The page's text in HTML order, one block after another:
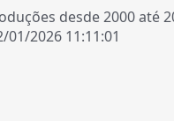
desde 2000 até
2026 11:11:01